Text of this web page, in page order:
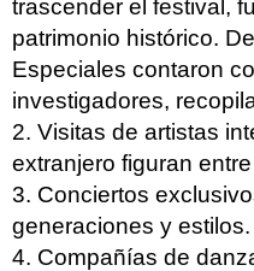
trascender el festival,
patrimonio histórico.
Especiales contaron
investigadores,
2. Visitas de artistas
extranjero figuran
3. Conciertos
generaciones y estilos.
4. Compañías de